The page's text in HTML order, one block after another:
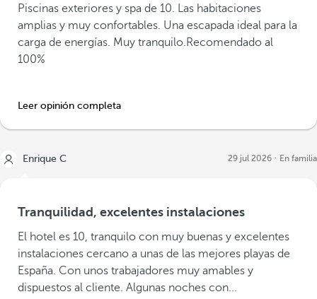
Piscinas exteriores y spa de 10. Las habitaciones
amplias y muy confortables. Una escapada ideal para la
carga de energías. Muy tranquilo.Recomendado al
100%
Leer opinión completa
Enrique C 29 jul 2026 En familia
Tranquilidad, excelentes instalaciones
El hotel es 10, tranquilo con muy buenas y excelentes
instalaciones cercano a unas de las mejores playas de
España. Con unos trabajadores muy amables y
dispuestos al cliente. Algunas noches con...